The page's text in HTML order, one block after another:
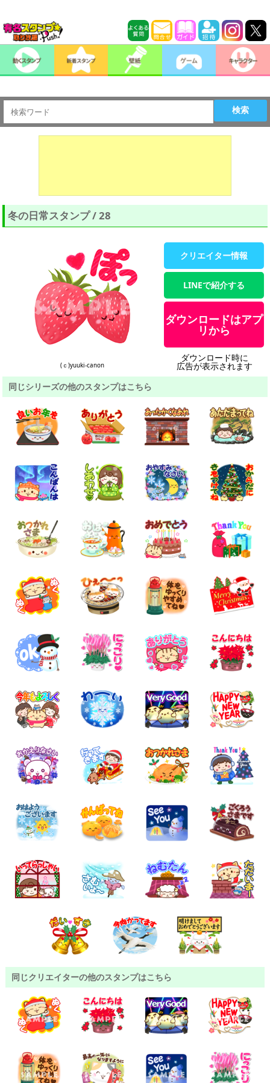
検索
冬の日常スタンプ / 28
(ｃ)yuuki-canon
クリエイター情報
LINEで紹介する
ダウンロードはアプ
リから
ダウンロード時に
広告が表示されます
同じシリーズの他のスタンプはこちら
同じクリエイターの他のスタンプはこちら